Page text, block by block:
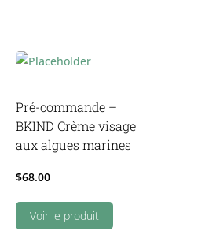
Pré-commande –
BKIND Crème visage
aux algues marines
$68.00
Voir le produit